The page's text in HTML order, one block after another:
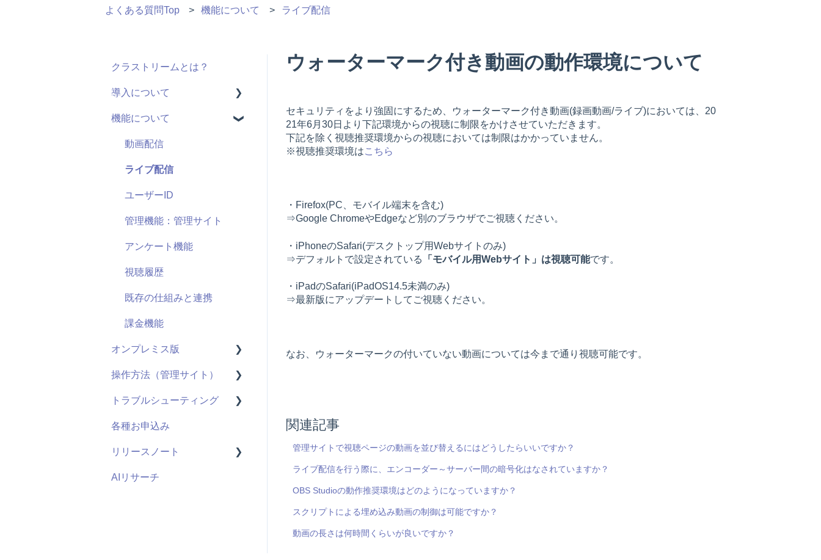
よくある質問Top 機能について ライブ配信
ウォーターマーク付き動画の動作環境について
セキュリティをより強固にするため、ウォーターマーク付き動画(録画動画/ライブ)においては、20
21年6月30日より下記環境からの視聴に制限をかけさせていただきます。
下記を除く視聴推奨環境からの視聴においては制限はかかっていません。
※視聴推奨環境はこちら
・Firefox(PC、モバイル端末を含む)
⇒Google ChromeやEdgeなど別のブラウザでご視聴ください。
・iPhoneのSafari(デスクトップ用Webサイトのみ)
⇒デフォルトで設定されている
「モバイル用Webサイト」は視聴可能です。
・iPadのSafari(iPadOS14.5未満のみ)
⇒最新版にアップデートしてご視聴ください。
なお、ウォーターマークの付いていない動画については今まで通り視聴可能です。
関連記事
管理サイトで視聴ページの動画を並び替えるにはどうしたらいいですか？
ライブ配信を行う際に、エンコーダー～サーバー間の暗号化はなされていますか？
OBS Studioの動作推奨環境はどのようになっていますか？
スクリプトによる埋め込み動画の制御は可能ですか？
動画の長さは何時間くらいが良いですか？
クラストリームとは？
導入について
料金・プラン
機能(導入前)
サービス
導入に向けて
サポート
セキュリティ
機能について
動画配信
ライブ配信
ユーザーID
管理機能：管理サイト
アンケート機能
視聴履歴
既存の仕組みと連携
課金機能
オンプレミス版
全般
用語
システム仕様
お申し込み・導入
操作方法（管理サイト）
はじめに
ライブ配信
ユーザー管理機能
コンテンツ管理機能
トラブルシューティング
視聴ページ
管理サイト
各種お申込み
リリースノート
2026年度
AIリサーチ